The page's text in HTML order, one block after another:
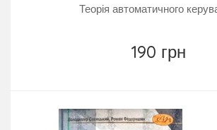
Теорія автоматичного
190 грн